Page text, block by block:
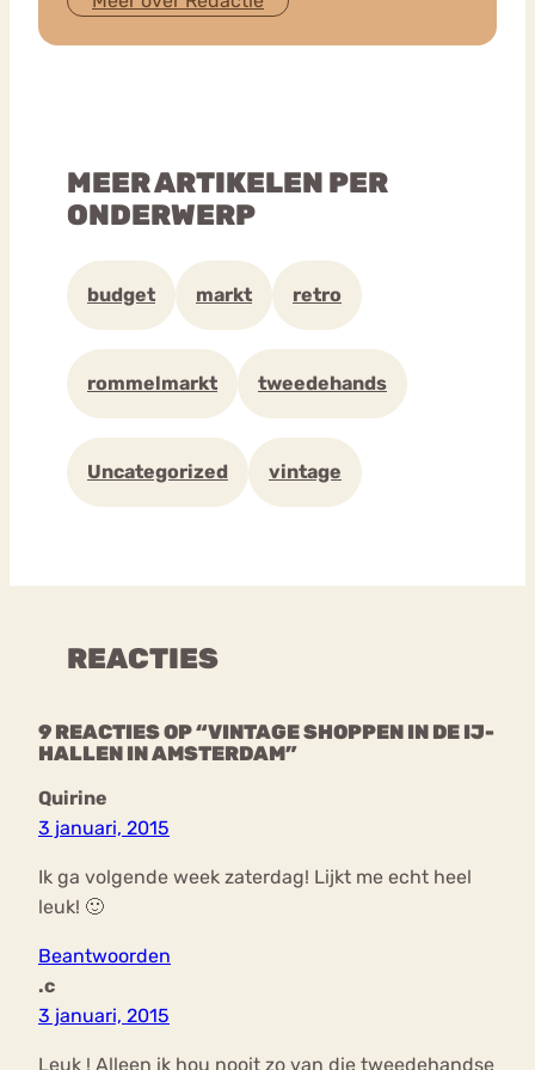
MEER ARTIKELEN PER
ONDERWERP
budget markt retro
rommelmarkt tweedehands
Uncategorized vintage
REACTIES
9 REACTIES OP “VINTAGE SHOPPEN IN DE IJ-
HALLEN IN AMSTERDAM”
Quirine
3 januari, 2015
Ik ga volgende week zaterdag! Lijkt me echt heel
leuk! 🙂
Beantwoorden
.c
3 januari, 2015
Leuk ! Alleen ik hou nooit zo van die tweedehandse